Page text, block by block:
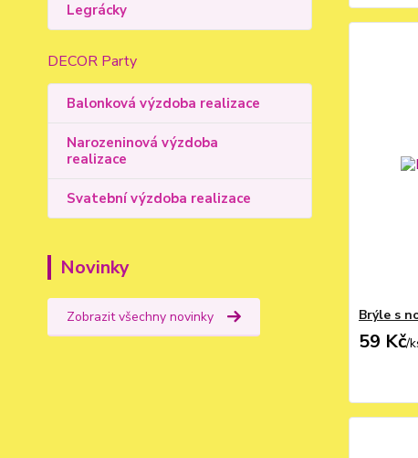
Legrácky
DECOR Party
Balonková výzdoba realizace
Narozeninová výzdoba
realizace
Svatební výzdoba realizace
Novinky
Zobrazit všechny novinky Brýle s
59 Kč/